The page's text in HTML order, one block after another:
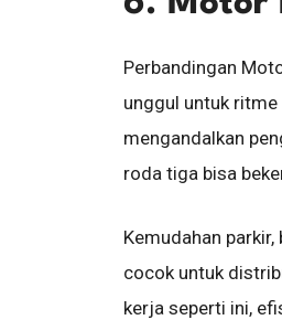
Perbandingan
unggul untuk
mengandalkan
roda tiga bisa
Kemudahan
cocok untuk
kerja seperti ini,